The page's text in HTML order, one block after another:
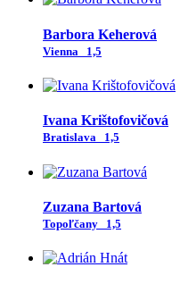
Barbora Keherová
Vienna 1,5
Ivana Krištofovičová
Bratislava 1,5
Zuzana Bartová
Topoľčany 1,5